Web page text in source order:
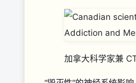
加拿大科学家兼